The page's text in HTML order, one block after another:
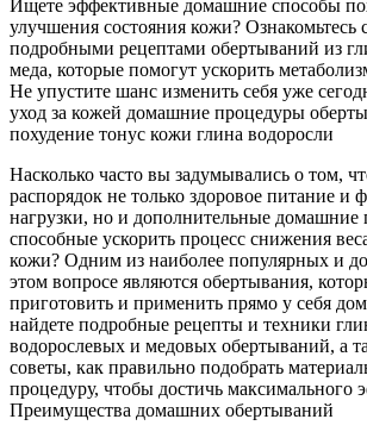
Ищете эффективные домашние способы
улучшения состояния кожи?
подробными рецептами обертываний из
меда, которые помогут ускорить
Не упустите шанс изменить себя уже
уход за кожей домашние процедуры
похудение тонус кожи глина водоросли
Насколько часто вы задумывались о том,
распорядок не только здоровое питание и
нагрузки, но и дополнительные домашние
способные ускорить процесс снижения
кожи? Одним из наиболее популярных и
этом вопросе являются обертывания,
приготовить и применить прямо у себя
найдете подробные рецепты и техники
водорослевых и медовых обертываний, а
советы, как правильно подобрать
процедуру, чтобы достичь максимального
Преимущества домашних обертываний